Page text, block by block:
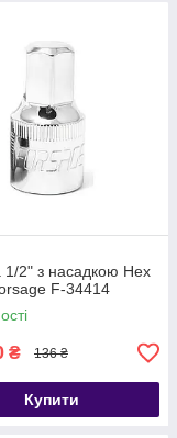
1/2" з насадкою Hex
F-34414
₴ 136 ₴
Купити